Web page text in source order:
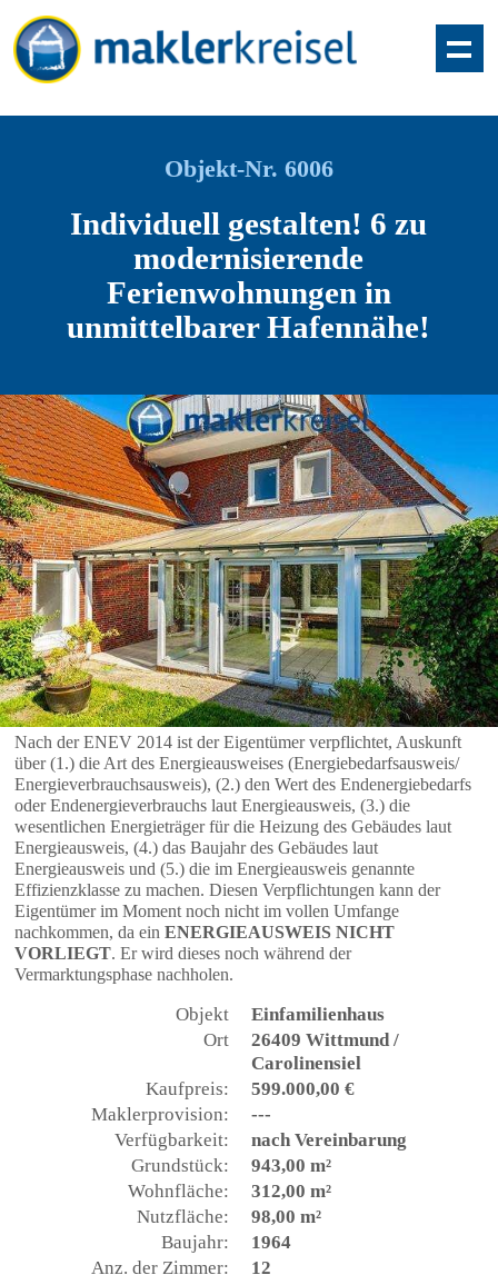
Objekt-Nr. 6006
Individuell gestalten! 6 zu
modernisierende
Ferienwohnungen in
unmittelbarer Hafennähe!
Nach der ENEV 2014 ist der Eigentümer verpflichtet, Auskunft
über (1.) die Art des Energieausweises (Energiebedarfsausweis/
Energieverbrauchsausweis), (2.) den Wert des Endenergiebedarfs
oder Endenergieverbrauchs laut Energieausweis, (3.) die
wesentlichen Energieträger für die Heizung des Gebäudes laut
Energieausweis, (4.) das Baujahr des Gebäudes laut
Energieausweis und (5.) die im Energieausweis genannte
Effizienzklasse zu machen. Diesen Verpflichtungen kann der
Eigentümer im Moment noch nicht im vollen Umfange
nachkommen, da ein ENERGIEAUSWEIS NICHT
VORLIEGT. Er wird dieses noch während der
Vermarktungsphase nachholen.
Objekt
Einfamilienhaus
Ort
26409 Wittmund /
Carolinensiel
Kaufpreis:
599.000,00 €
Maklerprovision:
---
Verfügbarkeit:
nach Vereinbarung
Grundstück:
943,00 m²
Wohnfläche:
312,00 m²
Nutzfläche:
98,00 m²
Baujahr:
1964
Anz. der Zimmer:
12